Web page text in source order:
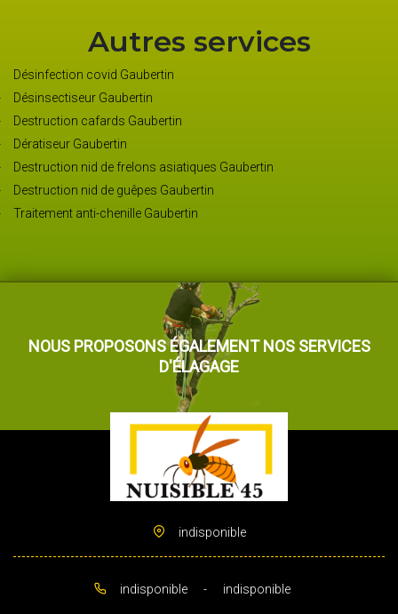
Autres services
Désinfection covid Gaubertin
Désinsectiseur Gaubertin
Destruction cafards Gaubertin
Dératiseur Gaubertin
Destruction nid de frelons asiatiques Gaubertin
Destruction nid de guêpes Gaubertin
Traitement anti-chenille Gaubertin
NOUS PROPOSONS ÉGALEMENT NOS SERVICES
D'ÉLAGAGE
indisponible
indisponible - indisponible